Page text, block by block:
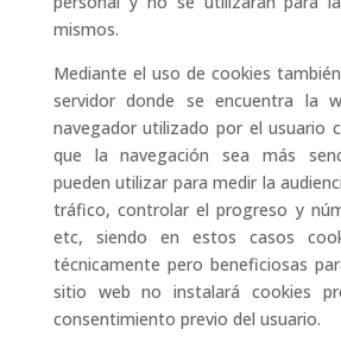
mismos.
Mediante el uso de cookies
servidor donde se encuentra la
navegador utilizado por el usuario
que la navegación sea más
pueden utilizar para medir la
tráfico, controlar el progreso y
etc, siendo en estos casos
técnicamente pero beneficiosas
sitio web no instalará cookies
consentimiento previo del usuario.